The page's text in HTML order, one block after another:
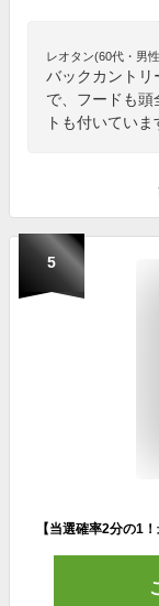
レオタン(60代・男
バックカントリ
で、フードも頭
トも付いていま
5